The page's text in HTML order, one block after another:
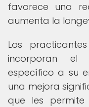
favorece una
aumenta la
Los
incorporan el
específico a su
una mejora
que les permite